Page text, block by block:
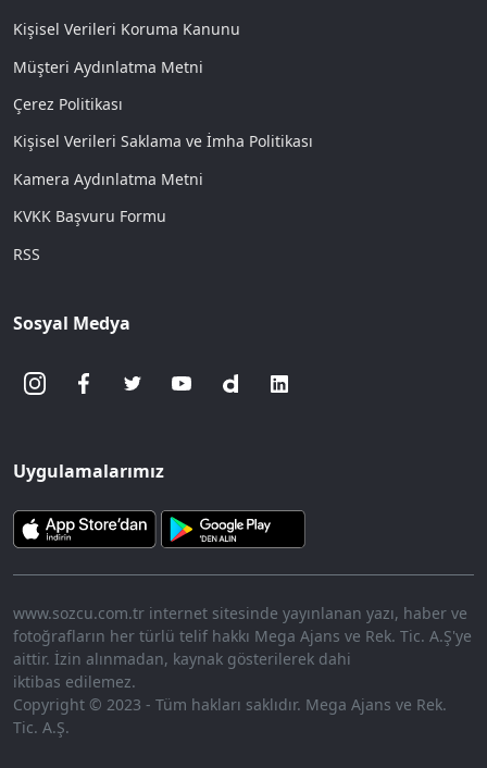
Kişisel Verileri Koruma Kanunu
Müşteri Aydınlatma Metni
Çerez Politikası
Kişisel Verileri Saklama ve İmha Politikası
Kamera Aydınlatma Metni
KVKK Başvuru Formu
RSS
Sosyal Medya
Uygulamalarımız
www.sozcu.com.tr internet sitesinde yayınlanan yazı, haber ve
fotoğrafların her türlü telif hakkı Mega Ajans ve Rek. Tic. A.Ş'ye
aittir. İzin alınmadan, kaynak gösterilerek dahi
iktibas edilemez.
Copyright © 2023 - Tüm hakları saklıdır. Mega Ajans ve Rek.
Tic. A.Ş.